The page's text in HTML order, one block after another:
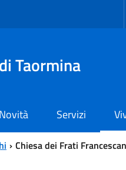
Taormina
Novità Servizi
Chiesa dei Frati